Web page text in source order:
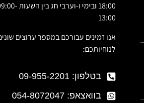
18:00 ובימי ו-וערבי חג בין
13:00
אנו זמינים עבורכם במספר ערוצים
לנוחיותכם:
בטלפון: 09-955-2201
בוואצאפ: 054-8072047